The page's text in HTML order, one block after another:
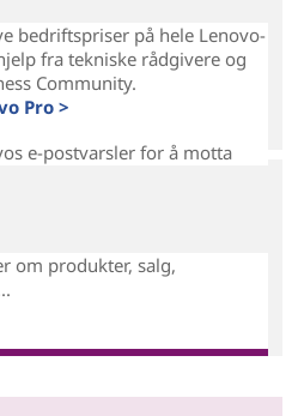
bedriftspriser på hele Lenovo-
fra tekniske rådgivere og
Community.
Pro >
e-postvarsler for å motta
om produkter, salg,